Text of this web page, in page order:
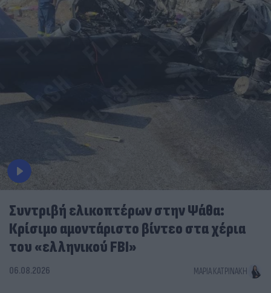
Συντριβή ελικοπτέρων στην Ψάθα:
Κρίσιμο αμοντάριστο βίντεο στα χέρια
του «ελληνικού FBI»
06.08.2026 ΜΑΡΊΑ ΚΑΤΡΙΝΆΚΗ